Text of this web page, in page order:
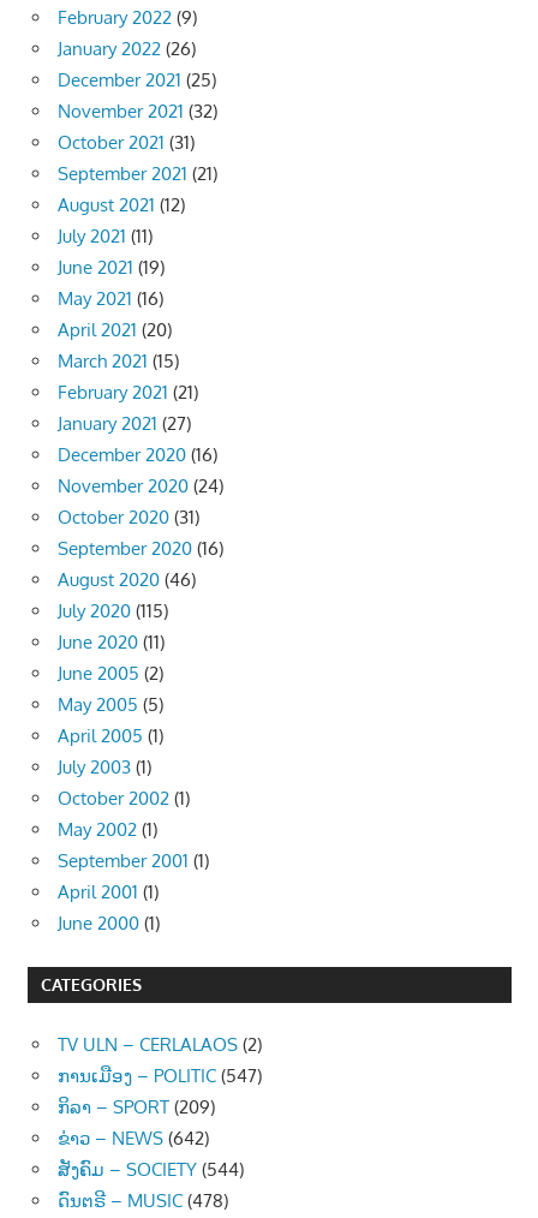
February 2022 (9)
January 2022 (26)
December 2021 (25)
November 2021 (32)
October 2021 (31)
September 2021 (21)
August 2021 (12)
July 2021 (11)
June 2021 (19)
May 2021 (16)
April 2021 (20)
March 2021 (15)
February 2021 (21)
January 2021 (27)
December 2020 (16)
November 2020 (24)
October 2020 (31)
September 2020 (16)
August 2020 (46)
July 2020 (115)
June 2020 (11)
June 2005 (2)
May 2005 (5)
April 2005 (1)
July 2003 (1)
October 2002 (1)
May 2002 (1)
September 2001 (1)
April 2001 (1)
June 2000 (1)
CATEGORIES
TV ULN – CERLALAOS (2)
ການເມືອງ – POLITIC (547)
ກິລາ – SPORT (209)
ຂ່າວ – NEWS (642)
ສັງຄົມ – SOCIETY (544)
ດົນຕຣີ – MUSIC (478)